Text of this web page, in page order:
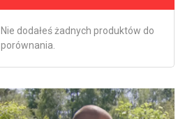
Nie dodałeś żadnych produktów do
porównania.